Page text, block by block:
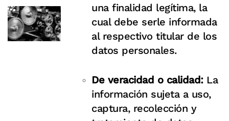
una finalidad legítima, la
cual debe serle informada
al respectivo titular de los
datos personales.
De veracidad o calidad:La
información sujeta a uso,
captura, recolección y